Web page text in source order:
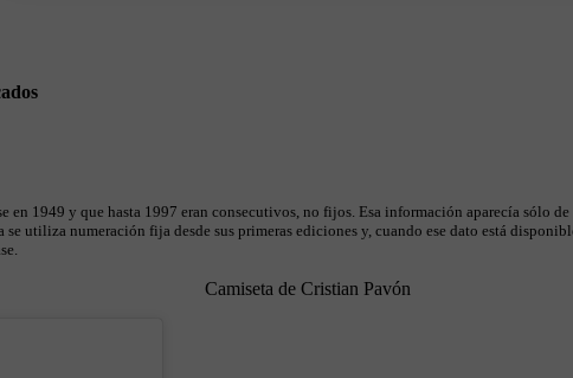
en 1949 y que hasta 1997 eran consecutivos, no fijos. Esa información aparecía sólo
utiliza numeración fija desde sus primeras ediciones y, cuando ese dato está
Camiseta de Cristian Pavón